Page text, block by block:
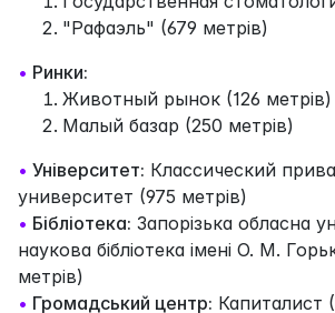
"Рафаэль" (679 метрів)
• Ринки:
Животный рынок (126 метрів)
Малый базар (250 метрів)
• Університет: Классический
университет (975 метрів)
• Бібліотека: Запорізька обласна
наукова бібліотека імені О. М.
метрів)
• Громадський центр: Капиталист